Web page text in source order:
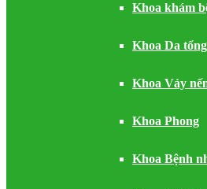
Khoa khám
Khoa Da
Khoa Vảy
Khoa Phong
Khoa Bệnh